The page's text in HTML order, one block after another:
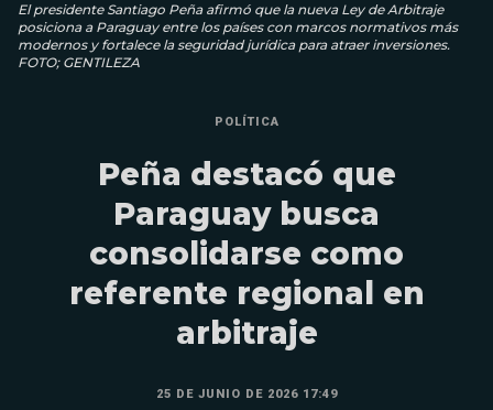
El presidente Santiago Peña afirmó que la nueva Ley de Arbitraje
posiciona a Paraguay entre los países con marcos normativos más
modernos y fortalece la seguridad jurídica para atraer inversiones.
FOTO; GENTILEZA
POLÍTICA
Peña destacó que
Paraguay busca
consolidarse como
referente regional en
arbitraje
25 DE JUNIO DE 2026 17:49